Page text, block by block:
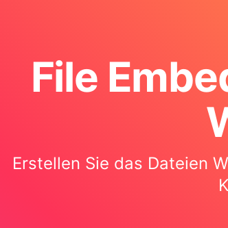
File
Erstellen Sie das Dateien